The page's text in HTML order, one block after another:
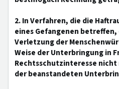
2. In Verfahren, die die
eines Gefangenen
Verletzung der
Weise der Unterbringung in
Rechtsschutzinteresse
der beanstandeten